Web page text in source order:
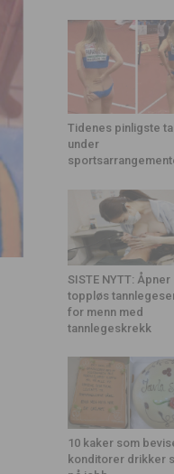
Tidenes pinligste
under
SISTE NYTT: Åpner
toppløs
for menn med
tannlegeskrekk
10 kaker som
konditorer drikker